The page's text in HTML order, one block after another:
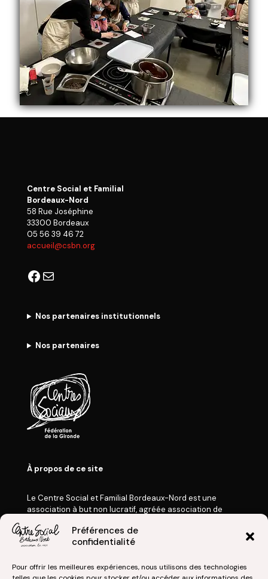
Préférences de
confidentialité
Pour offrir les meilleures expériences, nous utilisons des technologies
Centre Social et Familial
Bordeaux-Nord
58 Rue Joséphine
33300 Bordeaux
05 56 39 46 72
accueil@csbn.org
Facebook
E-mail
Nos partenaires institutionnels
Nos partenaires
À propos de ce site
Le Centre Social et Familial Bordeaux-Nord est une
association à but non lucratif, agréée association de
Fédération des Centres Sociaux de France et
de la Fédération des Centres Sociaux de la Gironde.
Nos Actualités